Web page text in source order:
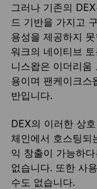
그러나 기존의
드 기반을 가지고
용성을 제공하지
워크의 네이티브
니스왑은 이더리움
용이며 팬케이크스
반입니다.
DEX의 이러한 상
체인에서 호스팅되
익 창출이 가능하
없습니다. 또한 사
수도 없습니다.